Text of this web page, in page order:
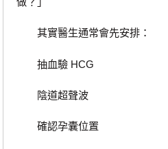
其實醫生通常會先安排：
抽血驗 HCG
陰道超聲波
確認孕囊位置